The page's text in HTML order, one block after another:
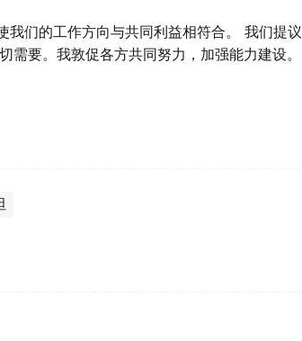
我们的工作方向与共同利益相符合。 我们提议
要。我敦促各方共同努力，加强能力建设。